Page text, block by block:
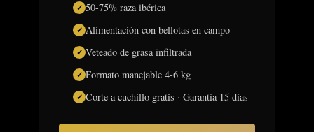
50-75% raza ibérica
Alimentación con bellotas en campo
Veteado de grasa infiltrada
Formato manejable 4-6 kg
Corte a cuchillo gratis · Garantía 15 días